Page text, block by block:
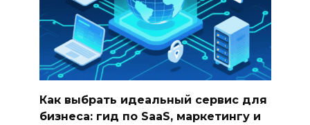
Как выбрать идеальный сервис для
бизнеса: гид по SaaS, маркетингу и